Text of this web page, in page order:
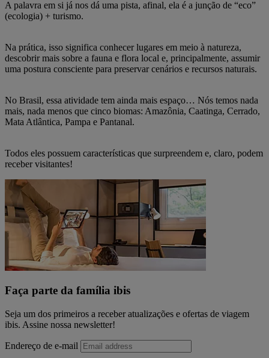
A palavra em si já nos dá uma pista, afinal, ela é a junção de “eco”
(ecologia) + turismo.
Na prática, isso significa conhecer lugares em meio à natureza,
descobrir mais sobre a fauna e flora local e, principalmente, assumir
uma postura consciente para preservar cenários e recursos naturais.
No Brasil, essa atividade tem ainda mais espaço… Nós temos nada
mais, nada menos que cinco biomas: Amazônia, Caatinga, Cerrado,
Mata Atlântica, Pampa e Pantanal.
Todos eles possuem características que surpreendem e, claro, podem
receber visitantes!
Faça parte da família ibis
Seja um dos primeiros a receber atualizações e ofertas de viagem
ibis. Assine nossa newsletter!
Endereço de e-mail